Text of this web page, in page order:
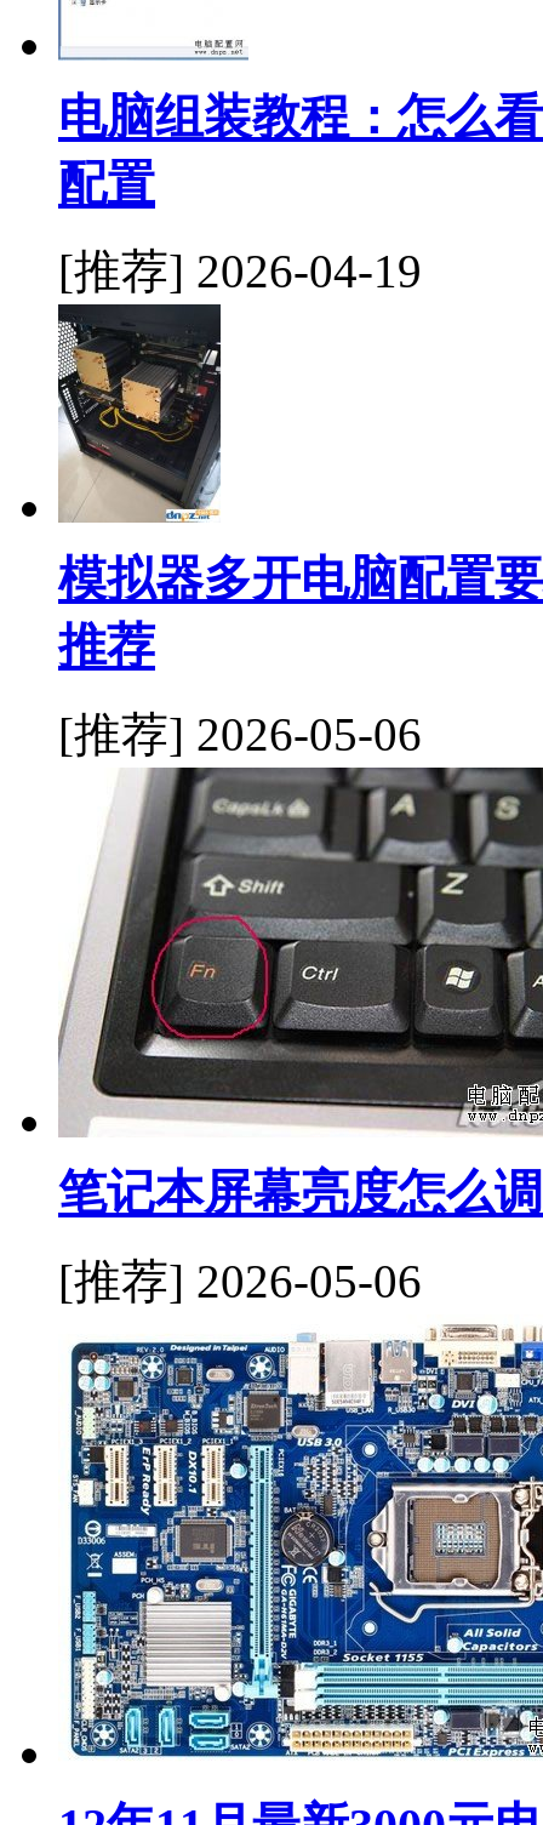
电脑组装教程：怎么
配置
[推荐] 2026-04-19
模拟器多开电脑配置
推荐
[推荐] 2026-05-06
笔记本屏幕亮度怎么
[推荐] 2026-05-06